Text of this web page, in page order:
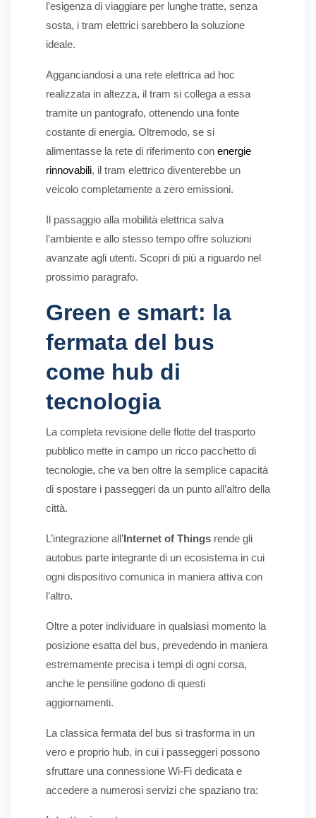
l’esigenza di viaggiare per lunghe tratte, senza
sosta, i tram elettrici sarebbero la soluzione
ideale.
Agganciandosi a una rete elettrica ad hoc
realizzata in altezza, il tram si collega a essa
tramite un pantografo, ottenendo una fonte
costante di energia. Oltremodo, se si
alimentasse la rete di riferimento con energie
rinnovabili, il tram elettrico diventerebbe un
veicolo completamente a zero emissioni.
Il passaggio alla mobilità elettrica salva
l’ambiente e allo stesso tempo offre soluzioni
avanzate agli utenti. Scopri di più a riguardo nel
prossimo paragrafo.
Green e smart: la
fermata del bus
come hub di
tecnologia
La completa revisione delle flotte del trasporto
pubblico mette in campo un ricco pacchetto di
tecnologie, che va ben oltre la semplice capacità
di spostare i passeggeri da un punto all’altro della
città.
L’integrazione all’Internet of Things rende gli
autobus parte integrante di un ecosistema in cui
ogni dispositivo comunica in maniera attiva con
l’altro.
Oltre a poter individuare in qualsiasi momento la
posizione esatta del bus, prevedendo in maniera
estremamente precisa i tempi di ogni corsa,
anche le pensiline godono di questi
aggiornamenti.
La classica fermata del bus si trasforma in un
vero e proprio hub, in cui i passeggeri possono
sfruttare una connessione Wi-Fi dedicata e
accedere a numerosi servizi che spaziano tra: